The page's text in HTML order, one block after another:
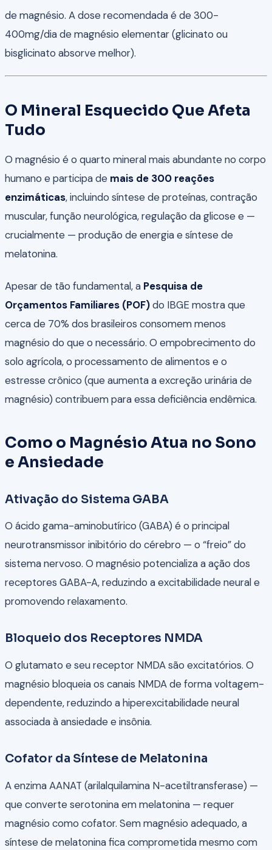
de magnésio. A dose recomendada é de 300-
400mg/dia de magnésio elementar (glicinato ou
bisglicinato absorve melhor).
O Mineral Esquecido Que Afeta
Tudo
O magnésio é o quarto mineral mais abundante no corpo
humano e participa de mais de 300 reações
enzimáticas, incluindo síntese de proteínas, contração
muscular, função neurológica, regulação da glicose e —
crucialmente — produção de energia e síntese de
melatonina.
Apesar de tão fundamental, a Pesquisa de
Orçamentos Familiares (POF)do IBGE mostra que
cerca de 70% dos brasileiros consomem menos
magnésio do que o necessário. O empobrecimento do
solo agrícola, o processamento de alimentos e o
estresse crônico (que aumenta a excreção urinária de
magnésio) contribuem para essa deficiência endêmica.
Como o Magnésio Atua no Sono
e Ansiedade
Ativação do Sistema GABA
O ácido gama-aminobutírico (GABA) é o principal
neurotransmissor inibitório do cérebro — o “freio” do
sistema nervoso. O magnésio potencializa a ação dos
receptores GABA-A, reduzindo a excitabilidade neural e
promovendo relaxamento.
Bloqueio dos Receptores NMDA
O glutamato e seu receptor NMDA são excitatórios. O
magnésio bloqueia os canais NMDA de forma voltagem-
dependente, reduzindo a hiperexcitabilidade neural
associada à ansiedade e insônia.
Cofator da Síntese de Melatonina
A enzima AANAT (arilalquilamina N-acetiltransferase) —
que converte serotonina em melatonina — requer
magnésio como cofator. Sem magnésio adequado, a
síntese de melatonina fica comprometida mesmo com